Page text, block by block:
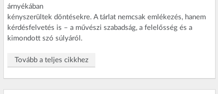
árnyékában
kényszerültek döntésekre. A tárlat nemcsak emlékezés, hanem
kérdésfelvetés is – a művészi szabadság, a felelősség és a
kimondott szó súlyáról.
Tovább a teljes cikkhez